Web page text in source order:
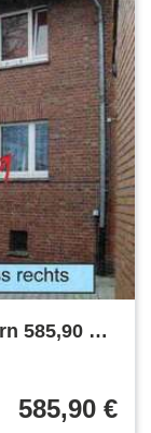
585,90 €
585,90 €